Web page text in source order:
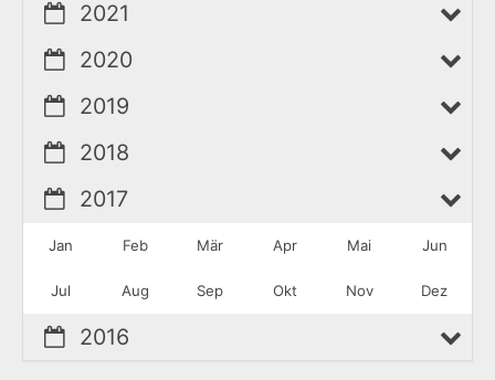
2021
2020
2019
2018
2017
Jan Feb Mär Apr Mai Jun
Jul Aug Sep Okt Nov Dez
2016